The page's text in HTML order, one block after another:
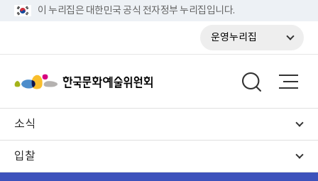
이 누리집은 대한민국 공식 전자정부 누리집입니다.
운영누리집
소식
입찰